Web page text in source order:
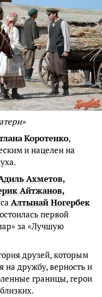
Коротенко,
и нацелен на
Ахметов,
Айтжанов,
Алтынай Ногербек
первой
за «Лучшую
друзей, которым
на дружбу, верность и
границы, герои